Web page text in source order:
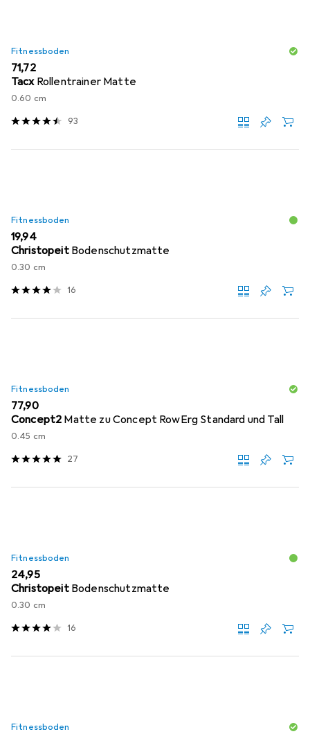
Fitnessboden
EUR
71,72
Tacx Rollentrainer Matte
0.60 cm
93
Fitnessboden
EUR
19,94
Christopeit Bodenschutzmatte
0.30 cm
16
Fitnessboden
EUR
77,90
Concept2 Matte zu Concept RowErg Standard und Tall
0.45 cm
27
Fitnessboden
EUR
24,95
Christopeit Bodenschutzmatte
0.30 cm
16
Fitnessboden